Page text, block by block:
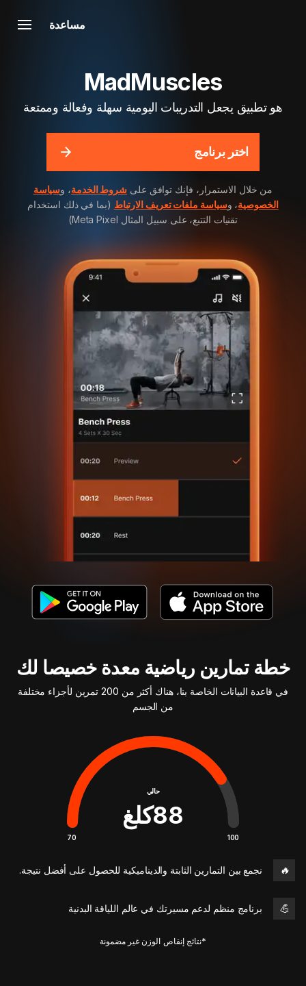
مساعدة
MadMuscles
هو تطبيق يجعل التدريبات اليومية سهلة وفعالة وممتعة
اختر برنامج
من خلال الاستمرار، فإنك توافق على شروط الخدمة، وسياسة
الخصوصية، وسياسة ملفات تعريف الارتباط (بما في ذلك استخدام
تقنيات التتبع، على سبيل المثال Meta Pixel)
خطة تمارين رياضية معدة خصيصا لك
في قاعدة البيانات الخاصة بنا، هناك أكثر من 200 تمرين لأجزاء مختلفة
من الجسم
حالي
88كلغ
100
70
🔥 نجمع بين التمارين الثابتة والديناميكية للحصول على أفضل نتيجة.
💪 برنامج منظم لدعم مسيرتك في عالم اللياقة البدنية
*نتائج إنقاص الوزن غير مضمونة